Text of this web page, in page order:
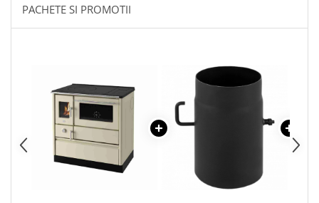
PACHETE SI PROMOTII